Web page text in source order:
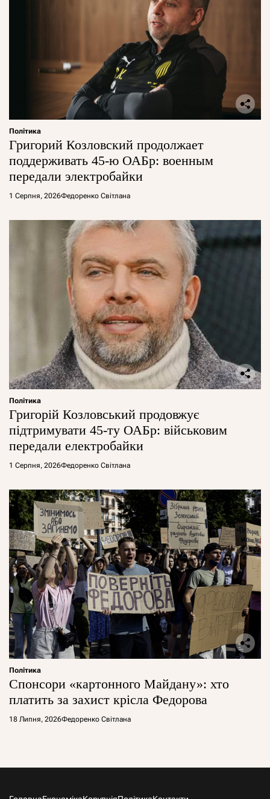
Політика
Григорий Козловский продолжает
поддерживать 45-ю ОАБр: военным
передали электробайки
1 Серпня, 2026Федоренко Світлана
Політика
Григорій Козловський продовжує
підтримувати 45-ту ОАБр: військовим
передали електробайки
1 Серпня, 2026Федоренко Світлана
Політика
Спонсори «картонного Майдану»: хто
платить за захист крісла Федорова
18 Липня, 2026Федоренко Світлана